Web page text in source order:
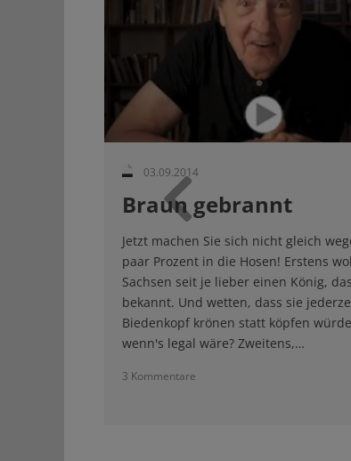
03.09.2014
Braun gebrannt
Jetzt machen Sie sich nicht gleich
paar Prozent in die Hosen! Erstens
Sachsen seit je lieber einen König,
bekannt. Und wetten, dass sie
Biedenkopf krönen statt köpfen
wenn's legal wäre? Zweitens,…
3 Kommentare
Zurück